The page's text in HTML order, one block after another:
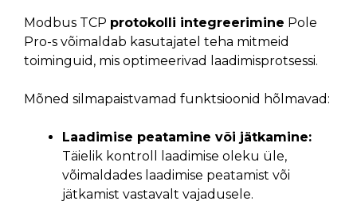
Modbus TCP protokolli integreerimine Pole
Pro-s võimaldab kasutajatel teha mitmeid
toiminguid, mis optimeerivad laadimisprotsessi.
Mõned silmapaistvamad funktsioonid hõlmavad:
Laadimise peatamine või jätkamine:
Täielik kontroll laadimise oleku üle,
võimaldades laadimise peatamist või
jätkamist vastavalt vajadusele.